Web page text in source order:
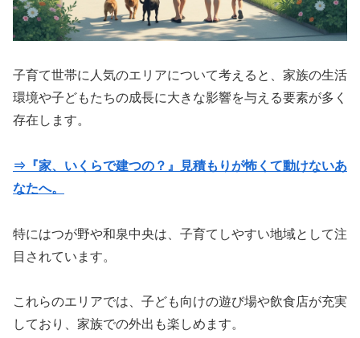
子育て世帯に人気のエリアについて考えると、家族の生活
環境や子どもたちの成長に大きな影響を与える要素が多く
存在します。
⇒『家、いくらで建つの？』見積もりが怖くて動けないあ
なたへ。
特にはつが野や和泉中央は、子育てしやすい地域として注
目されています。
これらのエリアでは、子ども向けの遊び場や飲食店が充実
しており、家族での外出も楽しめます。